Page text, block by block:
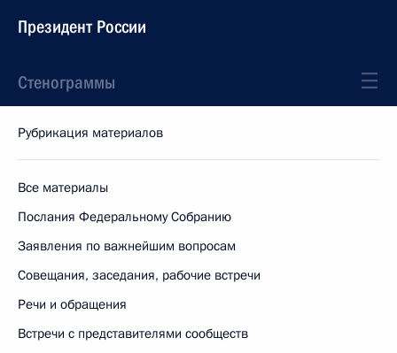
Президент России
Стенограммы
Рубрикация материалов
Все материалы
Послания Федеральному Собранию
Заявления по важнейшим вопросам
Совещания, заседания, рабочие встречи
Речи и обращения
Встречи с представителями сообществ